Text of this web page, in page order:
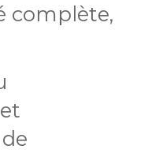
complète,